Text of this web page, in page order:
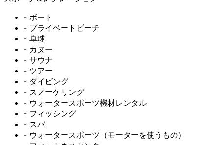
- ボート
- プライベートビーチ
- 卓球
- カヌー
- サウナ
- ツアー
- ダイビング
- スノーケリング
- ウォータースポーツ機材レンタル
- フィッシング
- スパ
- ウォータースポーツ（モーターを使うもの）